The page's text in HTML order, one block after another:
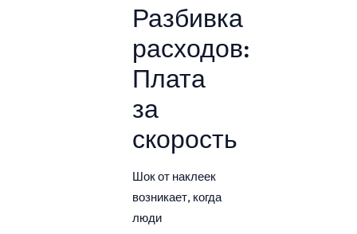
Разбивка
расходов:
Плата
за
скорость
Шок от наклеек
возникает, когда
люди